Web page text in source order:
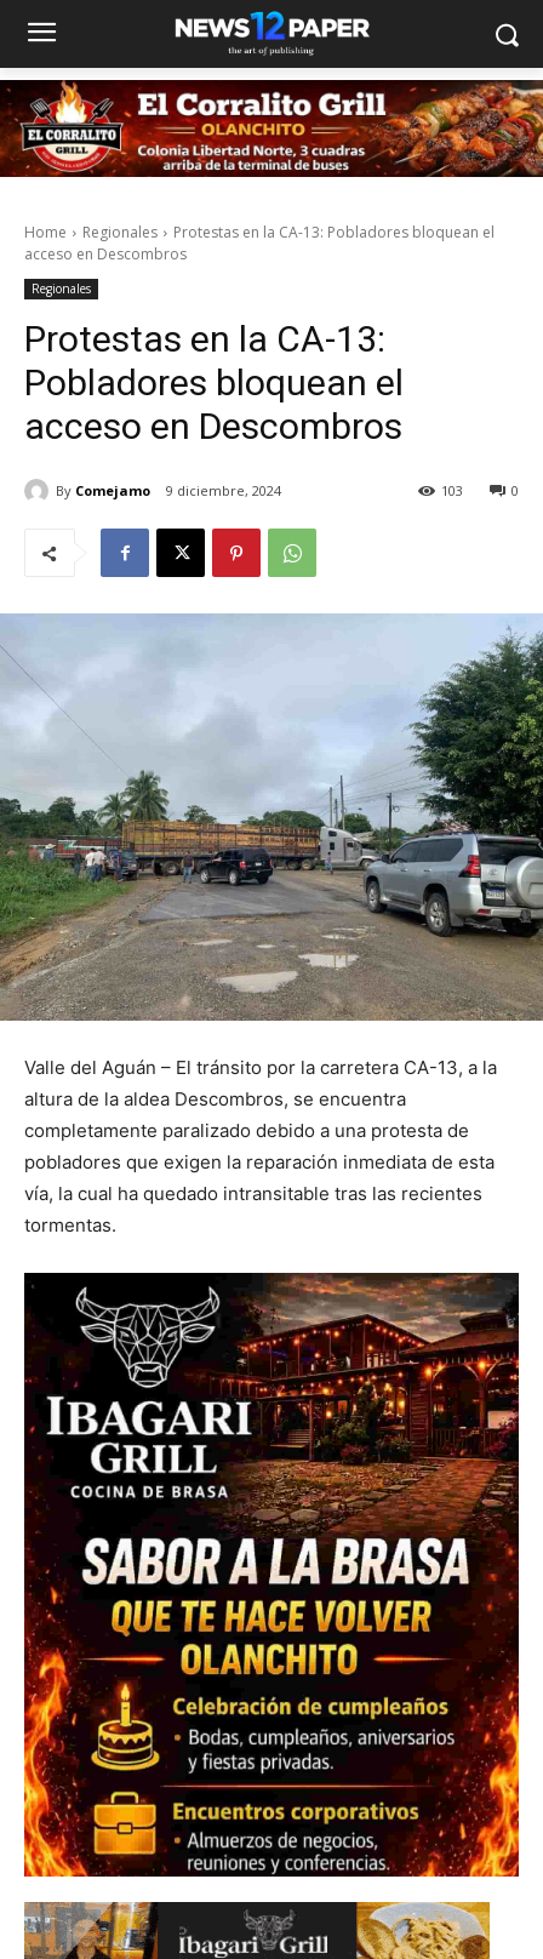
Home Regionales
Protestas en la CA-13: Pobladores bloquean el
acceso en Descombros
Regionales
Protestas en la CA-13:
Pobladores bloquean el
acceso en Descombros
By Comejamo 9 diciembre, 2024 0
103
Valle del Aguán – El tránsito por la carretera CA-13, a la
altura de la aldea Descombros, se encuentra
completamente paralizado debido a una protesta de
pobladores que exigen la reparación inmediata de esta
vía, la cual ha quedado intransitable tras las recientes
tormentas.